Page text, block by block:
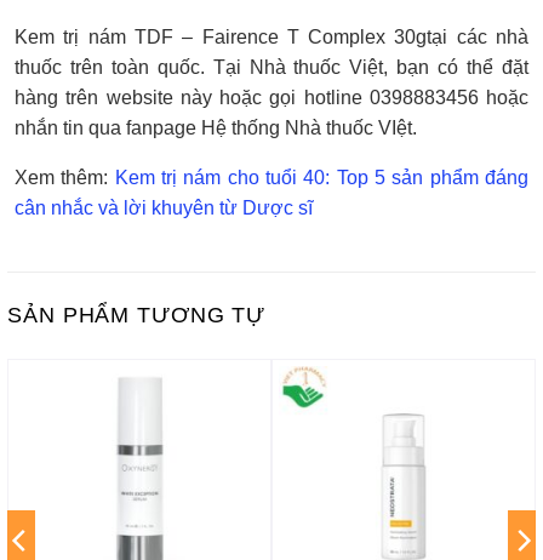
Kem trị nám TDF – Fairence T Complex 30gtại các nhà
thuốc trên toàn quốc. Tại Nhà thuốc Việt, bạn có thể đặt
hàng trên website này hoặc gọi hotline 0398883456 hoặc
nhắn tin qua fanpage Hệ thống Nhà thuốc VIệt.
Xem thêm: Kem trị nám cho tuổi 40: Top 5 sản phẩm đáng
cân nhắc và lời khuyên từ Dược sĩ
SẢN PHẨM TƯƠNG TỰ